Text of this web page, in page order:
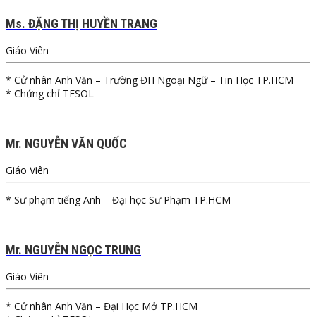
Ms. ĐẶNG THỊ HUYỀN TRANG
Giáo Viên
* Cử nhân Anh Văn – Trường ĐH Ngoại Ngữ – Tin Học TP.HCM
* Chứng chỉ TESOL
Mr. NGUYỄN VĂN QUỐC
Giáo Viên
* Sư phạm tiếng Anh – Đại học Sư Phạm TP.HCM
Mr. NGUYỄN NGỌC TRUNG
Giáo Viên
* Cử nhân Anh Văn – Đại Học Mở TP.HCM